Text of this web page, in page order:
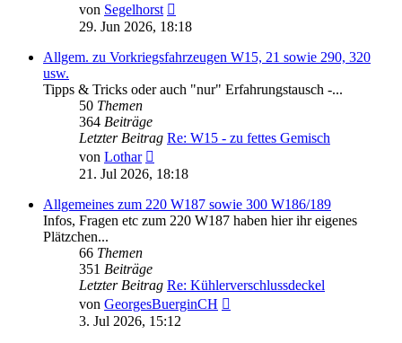
von Segelhorst
Beitrag
29. Jun 2026, 18:18
Allgem. zu Vorkriegsfahrzeugen W15, 21 sowie 290, 320
usw.
Tipps & Tricks oder auch "nur" Erfahrungstausch -...
50 Themen
364 Beiträge
Letzter Beitrag Re: W15 - zu fettes Gemisch
von Lothar
Beitrag
21. Jul 2026, 18:18
Allgemeines zum 220 W187 sowie 300 W186/189
Infos, Fragen etc zum 220 W187 haben hier ihr eigenes
Plätzchen...
66 Themen
351 Beiträge
Letzter Beitrag Re: Kühlerverschlussdeckel
von GeorgesBuerginCH
3. Jul 2026, 15:12